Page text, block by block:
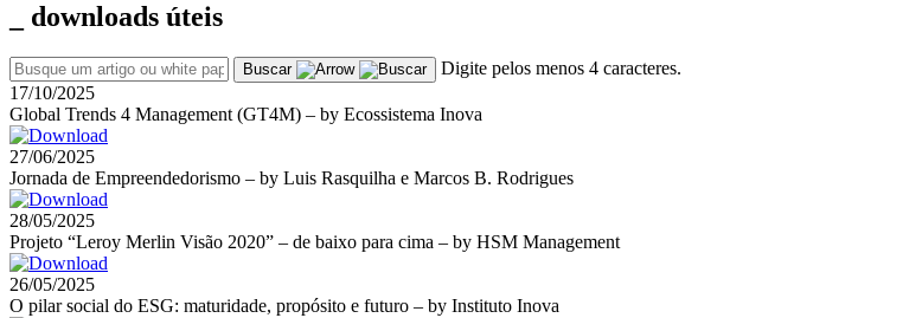
_ downloads úteis
Buscar
Digite pelos menos 4 caracteres.
17/10/2025
Global Trends 4 Management (GT4M) – by Ecossistema Inova
27/06/2025
Jornada de Empreendedorismo – by Luis Rasquilha e Marcos B. Rodrigues
28/05/2025
Projeto “Leroy Merlin Visão 2020” – de baixo para cima – by HSM Management
26/05/2025
O pilar social do ESG: maturidade, propósito e futuro – by Instituto Inova